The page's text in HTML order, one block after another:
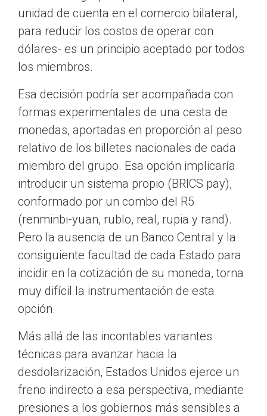
unidad de cuenta en el comercio bilateral,
para reducir los costos de operar con
dólares- es un principio aceptado por todos
los miembros.
Esa decisión podría ser acompañada con
formas experimentales de una cesta de
monedas, aportadas en proporción al peso
relativo de los billetes nacionales de cada
miembro del grupo. Esa opción implicaría
introducir un sistema propio (BRICS pay),
conformado por un combo del R5
(renminbi-yuan, rublo, real, rupia y rand).
Pero la ausencia de un Banco Central y la
consiguiente facultad de cada Estado para
incidir en la cotización de su moneda, torna
muy difícil la instrumentación de esta
opción.
Más allá de las incontables variantes
técnicas para avanzar hacia la
desdolarización, Estados Unidos ejerce un
freno indirecto a esa perspectiva, mediante
presiones a los gobiernos más sensibles a